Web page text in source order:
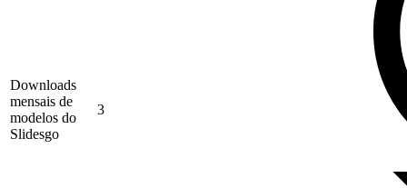
Downloads
mensais de
modelos do
Slidesgo
3